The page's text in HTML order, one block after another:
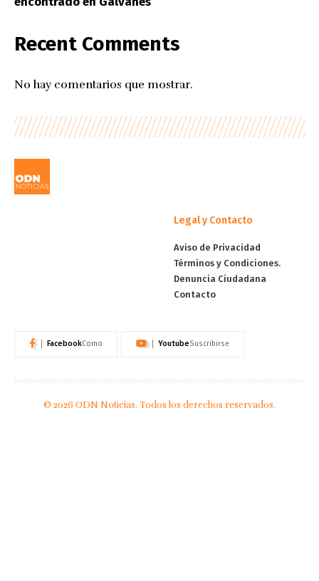
Recent Comments
No hay comentarios que mostrar.
Legal y Contacto
Aviso de Privacidad
Términos y Condiciones.
Denuncia Ciudadana
Contacto
FacebookComo YoutubeSuscribirse
© 2026 ODN Noticias. Todos los derechos reservados.